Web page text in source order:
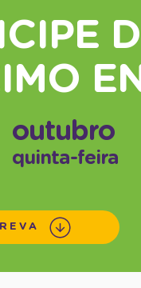
outubro
quinta-feira